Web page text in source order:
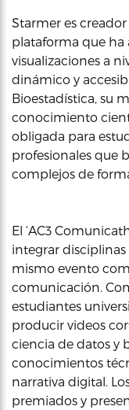
Starmer es creador
plataforma que ha
visualizaciones a
dinámico y
Bioestadística, su
conocimiento
obligada para
profesionales que
complejos de
El ‘AC3
integrar disciplinas
mismo evento
comunicación.
estudiantes
producir videos
ciencia de datos y
conocimientos
narrativa digital.
premiados y